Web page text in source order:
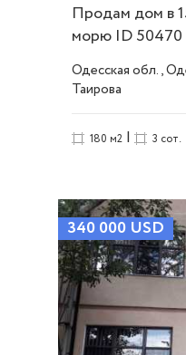
Продам дом в
морю ID 50470
Одесская обл.,
Таирова
180 м2 | 3 сот.
340 000 USD